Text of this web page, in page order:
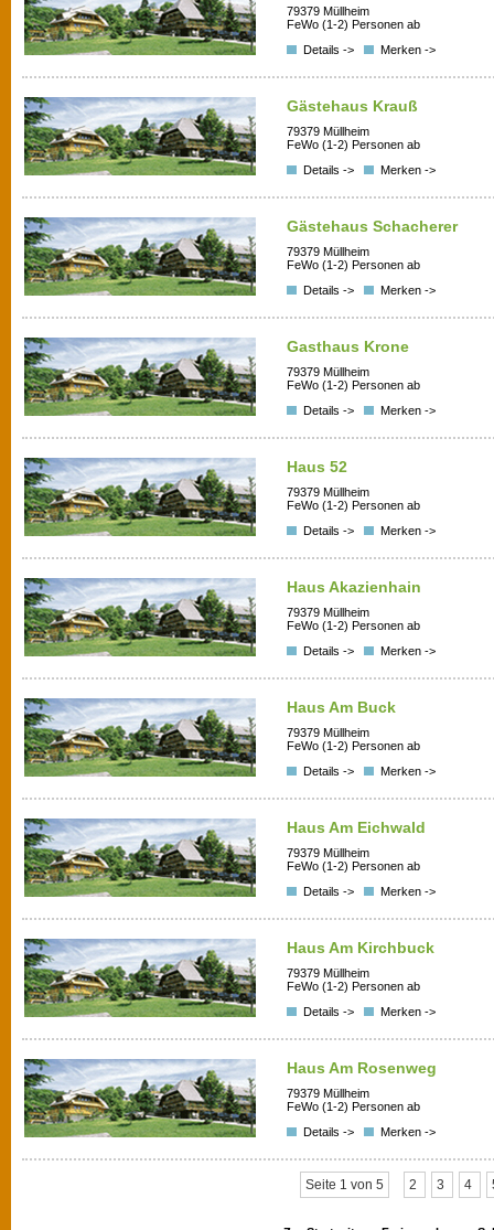
79379 Müllheim
FeWo (1-2) Personen ab
Details ->
Merken ->
Gästehaus Krauß
79379 Müllheim
FeWo (1-2) Personen ab
Details ->
Merken ->
Gästehaus Schacherer
79379 Müllheim
FeWo (1-2) Personen ab
Details ->
Merken ->
Gasthaus Krone
79379 Müllheim
FeWo (1-2) Personen ab
Details ->
Merken ->
Haus 52
79379 Müllheim
FeWo (1-2) Personen ab
Details ->
Merken ->
Haus Akazienhain
79379 Müllheim
FeWo (1-2) Personen ab
Details ->
Merken ->
Haus Am Buck
79379 Müllheim
FeWo (1-2) Personen ab
Details ->
Merken ->
Haus Am Eichwald
79379 Müllheim
FeWo (1-2) Personen ab
Details ->
Merken ->
Haus Am Kirchbuck
79379 Müllheim
FeWo (1-2) Personen ab
Details ->
Merken ->
Haus Am Rosenweg
79379 Müllheim
FeWo (1-2) Personen ab
Details ->
Merken ->
Seite 1 von 5 2 3 4